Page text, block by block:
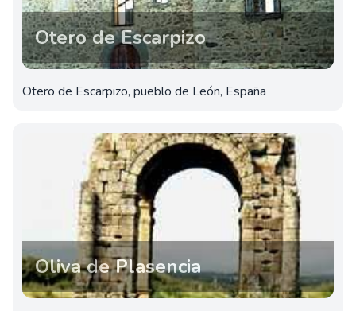
Otero de Escarpizo
Otero de Escarpizo, pueblo de León, España
Oliva de Plasencia